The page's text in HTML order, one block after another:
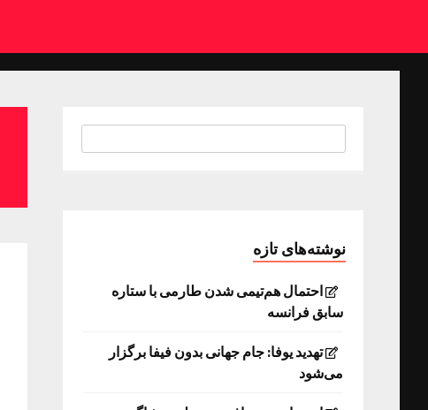
نوشته‌های تازه
احتمال هم‌تیمی شدن طارمی با ستاره
سابق فرانسه
تهدید یوفا: جام جهانی بدون فیفا برگزار
می‌شود